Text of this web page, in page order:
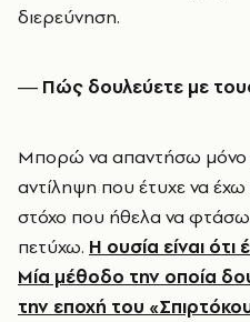
διερεύνηση.
― Πώς δουλεύετε με
Μπορώ να απαντήσω μόνο
αντίληψη που έτυχε να
στόχο που ήθελα να
πετύχω. Η ουσία είναι
Μία μέθοδο την οποία
την εποχή του